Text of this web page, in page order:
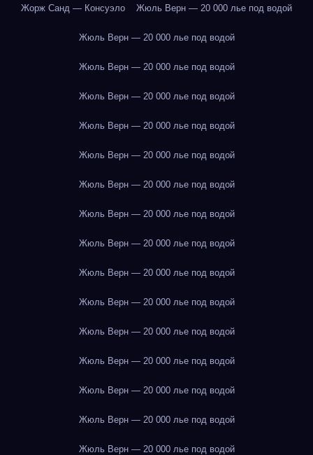
Жорж Санд — Консуэло Жюль Верн — 20 000 лье под водой
Жюль Верн — 20 000 лье под водой
Жюль Верн — 20 000 лье под водой
Жюль Верн — 20 000 лье под водой
Жюль Верн — 20 000 лье под водой
Жюль Верн — 20 000 лье под водой
Жюль Верн — 20 000 лье под водой
Жюль Верн — 20 000 лье под водой
Жюль Верн — 20 000 лье под водой
Жюль Верн — 20 000 лье под водой
Жюль Верн — 20 000 лье под водой
Жюль Верн — 20 000 лье под водой
Жюль Верн — 20 000 лье под водой
Жюль Верн — 20 000 лье под водой
Жюль Верн — 20 000 лье под водой
Жюль Верн — 20 000 лье под водой